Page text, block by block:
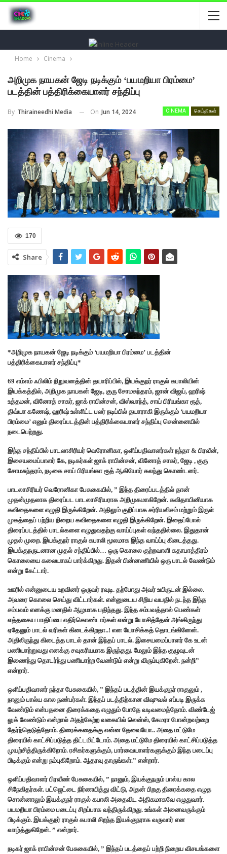
Home Cinema
அறிமுக நாயகன் ஜேடி நடிக்கும் ‘பயமறியா பிரம்மை’
படத்தின் பத்திரிக்கையாளர் சந்திப்பு
CINEMA செய்திகள்
By Thiraineedhi Media On Jun 14, 2024
170
Share
*அறிமுக நாயகன் ஜேடி நடிக்கும் ‘பயமறியா பிரம்மை’ படத்தின்
பத்திரிக்கையாளர் சந்திப்பு*
69 எம்எம் ஃபிலிம் நிறுவனத்தின் தயாரிப்பில், இயக்குநர் ராகுல் கபாலியின்
இயக்கத்தில், அறிமுக நாயகன் ஜேடி, குரு சோமசுந்தரம், ஜான் விஜய், ஹரிஷ்
உத்தமன், வினோத் சாகர், ஜாக் ராபின்சன், விஸ்வாந்த், சாய் பிரியங்கா ரூத்,
திவ்யா கணேஷ், ஹரிஷ் உள்ளிட்ட பலர் நடிப்பில் தயாராகி இருக்கும் ‘பயமறியா
பிரம்மை’ எனும் திரைப்படத்தின் பத்திரிக்கையாளர் சந்திப்பு சென்னையில்
நடைபெற்றது.
இந்த சந்திப்பில் பாடலாசிரியர் வெரோனிகா, ஒளிப்பதிவாளர்கள் நந்தா & பிரவீன்,
இசையமைப்பாளர் கே, நடிகர்கள் ஜாக் ராபின்சன், வினோத் சாகர், ஜேடி , குரு
சோமசுந்தரம், நடிகை சாய் பிரியங்கா ரூத் ஆகியோர் கலந்து கொண்டனர்.
பாடலாசிரியர் வெரோனிகா பேசுகையில், ” இந்த திரைப்படத்தில் தான்
முதன்முதலாக திரைப்பட பாடலாசிரியராக அறிமுகமாகிறேன்.‌ கவிதாயினியாக
கவிதைகளை எழுதி இருக்கிறேன். அதிலும் குறிப்பாக சர்ரியலிசம் மற்றும் இருள்
முகத்தைப் பற்றிய நிறைய கவிதைகளை எழுதி இருக்கிறேன். இதைப்போல்
திரைப்படத்தில் பாடல்களை எழுதுவதற்கு வாய்ப்புகள் வந்ததில்லை. இதுதான்
முதல் முறை. இயக்குநர் ராகுல் கபாலி மூலமாக இந்த வாய்ப்பு கிடைத்தது.
இயக்குநருடனான முதல் சந்திப்பில்… ஒரு கொலை குற்றவாளி கதாபாத்திரம்
கொலையை கலையாகப் பார்க்கிறது. இதன் பின்னணியில் ஒரு பாடல் வேண்டும்
என்று கேட்டார்.
ஊரில் என்னுடைய உறவினர் ஒருவர் ரவுடி. தற்போது அவர் உயிருடன் இல்லை.
அவரை கொலை செய்து விட்டார்கள். என்னுடைய சிறிய வயதில் நடந்த இந்த
சம்பவம் எனக்கு மனதில் ஆழமாக பதிந்தது. இந்த சம்பவத்தால் பெண்கள்
எத்தகைய பாதிப்பை எதிர்கொண்டார்கள் என்று யோசித்தேன் அங்கிருந்து
ஏதேனும் பாடல் வரிகள் கிடைக்கிறதா..! என யோசிக்கத் தொடங்கினேன்.
அதிலிருந்து கிடைத்த பாடல் தான் இந்தப் பாடல். இசையமைப்பாளர் கே உடன்
பணியாற்றுவது எனக்கு சவுகரியமாக இருந்தது. மேலும் இந்த குழுவுடன்
இணைந்து தொடர்ந்து பணியாற்ற வேண்டும் என்று விரும்புகிறேன். நன்றி”
என்றார்.
ஒளிப்பதிவாளர் நந்தா பேசுகையில், ” இந்தப் படத்தின் இயக்குநர் ராகுலும் ,
நானும் பால்ய கால நண்பர்கள். இந்தப் படத்திற்கான விஷுவல் எப்படி இருக்க
வேண்டும் என்பதனை திரைக்கதை எழுதும் போதே வடிவமைத்தோம். விண்டேஜ்
லுக் வேண்டும் என்றால் அதற்கேற்ற வகையில் லென்ஸ், கேமரா போன்றவற்றை
தேர்ந்தெடுத்தோம். திரைக்கதைக்கு என்ன தேவையோ.. அதை மட்டுமே
திரையில் காட்சிப்படுத்த திட்டமிட்டோம். அதை மட்டுமே திரையில் காட்சிப்படுத்த
முயற்சித்திருக்கிறோம்.‌ ரசிகர்களுக்கும், பார்வையாளர்களுக்கும் இந்த படைப்பு
பிடிக்கும் என்று நம்புகிறோம். ஆதரவு தாருங்கள்.” என்றார்.
ஒளிப்பதிவாளர் பிரவீண் பேசுகையில், ” நானும், இயக்குநரும் பால்ய கால
சிநேகிதர்கள். பட்ஜெட்டை நிர்ணயித்து விட்டு, அதன் பிறகு திரைக்கதை எழுத
சொன்னாலும் இயக்குநர் ராகுல் கபாலி அதைவிட அதிகமாகவே எழுதுவார்.
பயமறியா பிரம்மை படைப்பு சிறப்பாக வந்திருக்கிறது. உங்கள் அனைவருக்கும்
பிடிக்கும்.‌ இயக்குநர் ராகுல் கபாலி சிறந்த இயக்குநராக வருவார் என
வாழ்த்துகிறேன். ” என்றார்.
நடிகர் ஜாக் ராபின்சன் பேசுகையில், ” இந்தப் படத்தைப் பற்றி நிறைய விசயங்களை